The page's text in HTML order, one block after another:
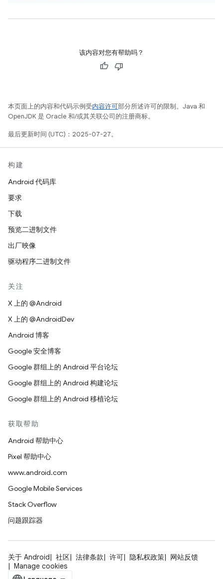
该内容对您有帮助吗？
本页面上的内容和代码示例受内容许可部分所述许可的限制。Java 和
OpenJDK 是 Oracle 和/或其关联公司的注册商标。
最后更新时间 (UTC)：2025-07-27。
构建
Android 代码库
要求
下载
预览二进制文件
出厂映像
驱动程序二进制文件
关注
X 上的 @Android
X 上的 @AndroidDev
Android 博客
Google 安全博客
Google 群组上的 Android 平台论坛
Google 群组上的 Android 构建论坛
Google 群组上的 Android 移植论坛
获取帮助
Android 帮助中心
Pixel 帮助中心
www.android.com
Google Mobile Services
Stack Overflow
问题跟踪器
关于 Android 社区 法律条款 许可 隐私权政策
网站反馈
Manage cookies